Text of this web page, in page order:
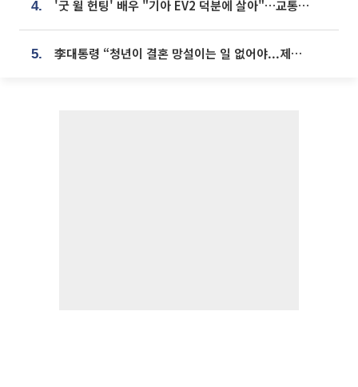
4. '굿 윌 헌팅' 배우 "기아 EV2 덕분에 살아"…교통사고 후 안전성 극찬
5. 李대통령 “청년이 결혼 망설이는 일 없어야...제도상 불이익 조사”